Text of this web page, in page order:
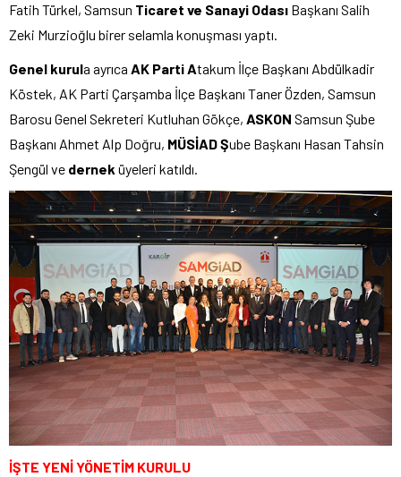
Fatih Türkel, Samsun Ticaret ve Sanayi Odası Başkanı Salih
Zeki Murzioğlu birer selamla konuşması yaptı.
Genel kurula ayrıca AK Parti Atakum İlçe Başkanı Abdülkadir
Köstek, AK Parti Çarşamba İlçe Başkanı Taner Özden, Samsun
Barosu Genel Sekreteri Kutluhan Gökçe, ASKON Samsun Şube
Başkanı Ahmet Alp Doğru, MÜSİAD Şube Başkanı Hasan Tahsin
Şengül ve dernek üyeleri katıldı.
İŞTE YENİ YÖNETİM KURULU